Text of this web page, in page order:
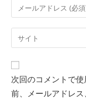
次回のコメントで
前、メールアドレス